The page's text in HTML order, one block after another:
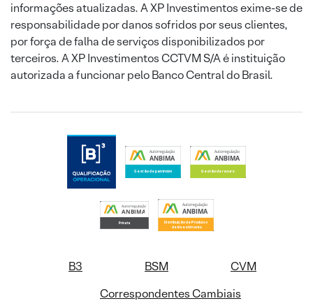
informações atualizadas. A XP Investimentos exime-se de
responsabilidade por danos sofridos por seus clientes,
por força de falha de serviços disponibilizados por
terceiros. A XP Investimentos CCTVM S/A é instituição
autorizada a funcionar pelo Banco Central do Brasil.
B3 BSM
CVM
Correspondentes Cambiais